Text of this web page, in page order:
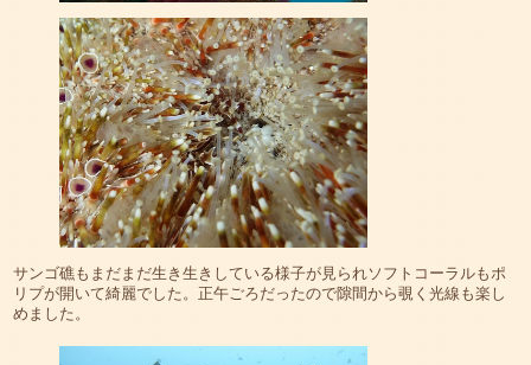
サンゴ礁もまだまだ生き生きしている様子が見られソフトコーラルもポ
リプが開いて綺麗でした。正午ごろだったので隙間から覗く光線も楽し
めました。